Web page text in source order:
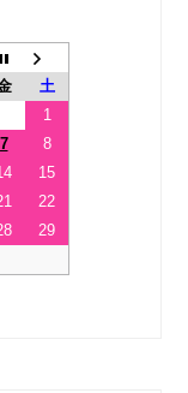
土
1
7
8
15
22
29